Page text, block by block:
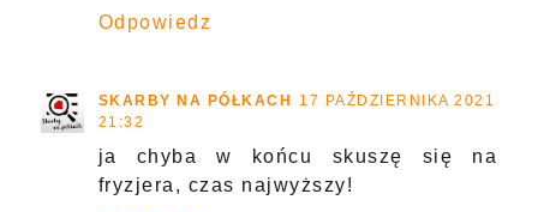
Odpowiedz
SKARBY NA PÓŁKACH
17 PAŹDZIERNIKA 2021
21:32
ja chyba w końcu skuszę się na
fryzjera, czas najwyższy!